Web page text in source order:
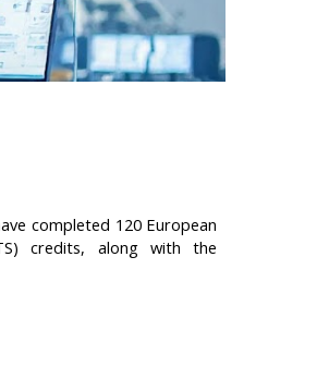
completed 120 European
credits, along with the